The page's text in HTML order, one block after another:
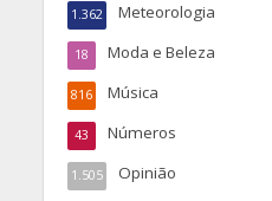
Meteorologia
1.362
Moda e Beleza
18
Música
816
Números
43
Opinião
1.505